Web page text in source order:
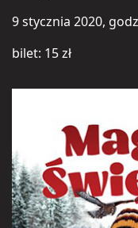
9 stycznia 2020,
bilet: 15 zł